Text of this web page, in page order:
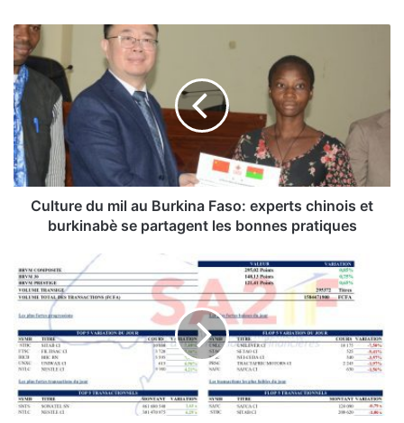
C
u
l
t
u
r
e
d
u
u
B
u
r
k
n
a
Culture du mil au Burkina Faso: experts chinois et
burkinabè se partagent les bonnes pratiques
H
a
u
s
s
e
g
é